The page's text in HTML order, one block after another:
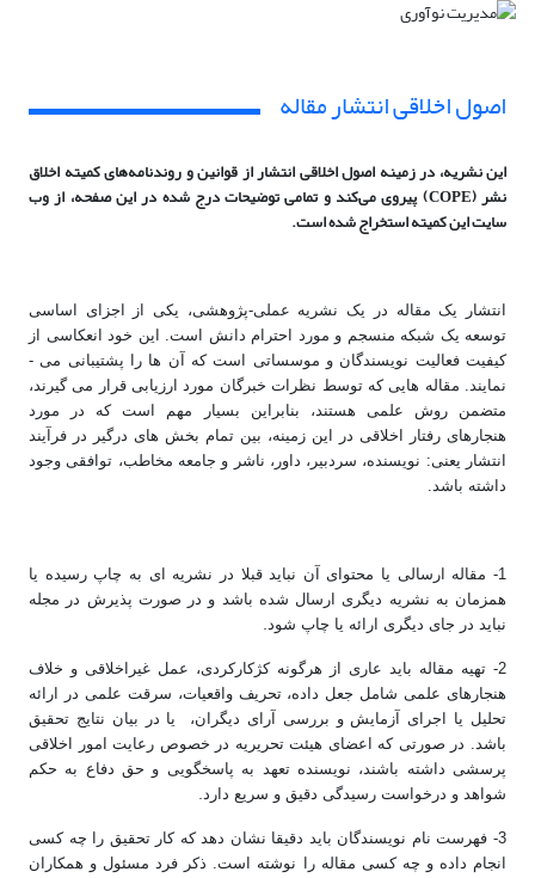
اصول اخلاقی انتشار مقاله
این نشریه، در زمینه اصول اخلاقی انتشار از قوانین و روندنامه‌های کمیته اخلاق
نشر (COPE) پیروی می‌کند و تمامی توضیحات درج شده در این صفحه، از وب
سایت این کمیته استخراج شده است.
انتشار یک مقاله در یک نشریه عملی-پژوهشی، یکی از اجزای اساسی
توسعه یک شبکه منسجم و مورد احترام دانش است. این خود انعکاسی از
کیفیت فعالیت نویسندگان و موسساتی است که آن ها را پشتیبانی می ­
نمایند. مقاله­ هایی که توسط نظرات خبرگان مورد ارزیابی قرار می­ گیرند،
متضمن روش علمی هستند، بنابراین بسیار مهم است که در مورد
هنجارهای رفتار اخلاقی در این زمینه، بین تمام بخش های درگیر در فرآیند
انتشار یعنی: نویسنده، سردبیر، داور، ناشر و جامعه مخاطب، توافقی وجود
داشته باشد.
1- مقاله ارسالی یا محتوای آن نباید قبلا در نشریه ای به چاپ رسیده یا
همزمان به نشریه دیگری ارسال شده باشد و در صورت پذیرش در مجله
نباید در جای دیگری ارائه یا چاپ شود.
2- تهیه مقاله باید عاری از هرگونه کژکارکردی، عمل غیراخلاقی و خلاف
هنجارهای علمی شامل جعل داده، تحریف واقعیات، سرقت علمی در ارائه
تحلیل یا اجرای آزمایش و بررسی آرای دیگران، یا در بیان نتایج تحقیق
باشد. در صورتی که اعضای هیئت تحریریه در خصوص رعایت امور اخلاقی
پرسشی داشته باشند، نویسنده تعهد به پاسخگویی و حق دفاع به حکم
شواهد و درخواست رسیدگی دقیق و سریع دارد.
3- فهرست نام نویسندگان باید دقیقا نشان دهد که کار تحقیق را چه کسی
انجام داده و چه کسی مقاله را نوشته است. ذکر فرد مسئول و همکاران